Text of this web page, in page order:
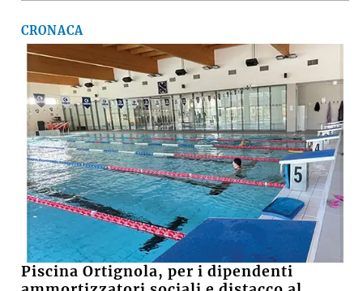
CRONACA
Piscina Ortignola, per i dipendenti